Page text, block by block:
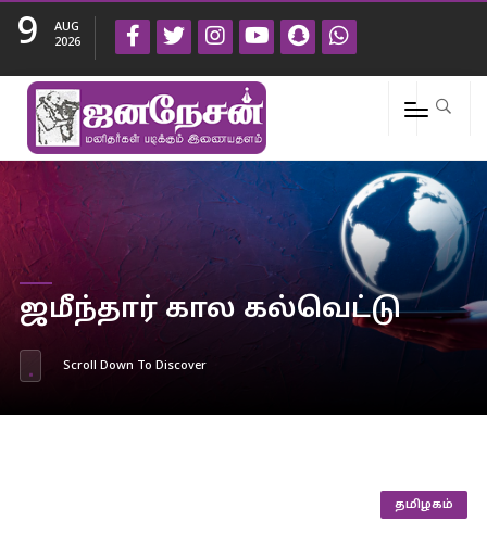
9
AUG
2026
ஜமீந்தார் கால கல்வெட்டு
Scroll Down To Discover
தமிழகம்